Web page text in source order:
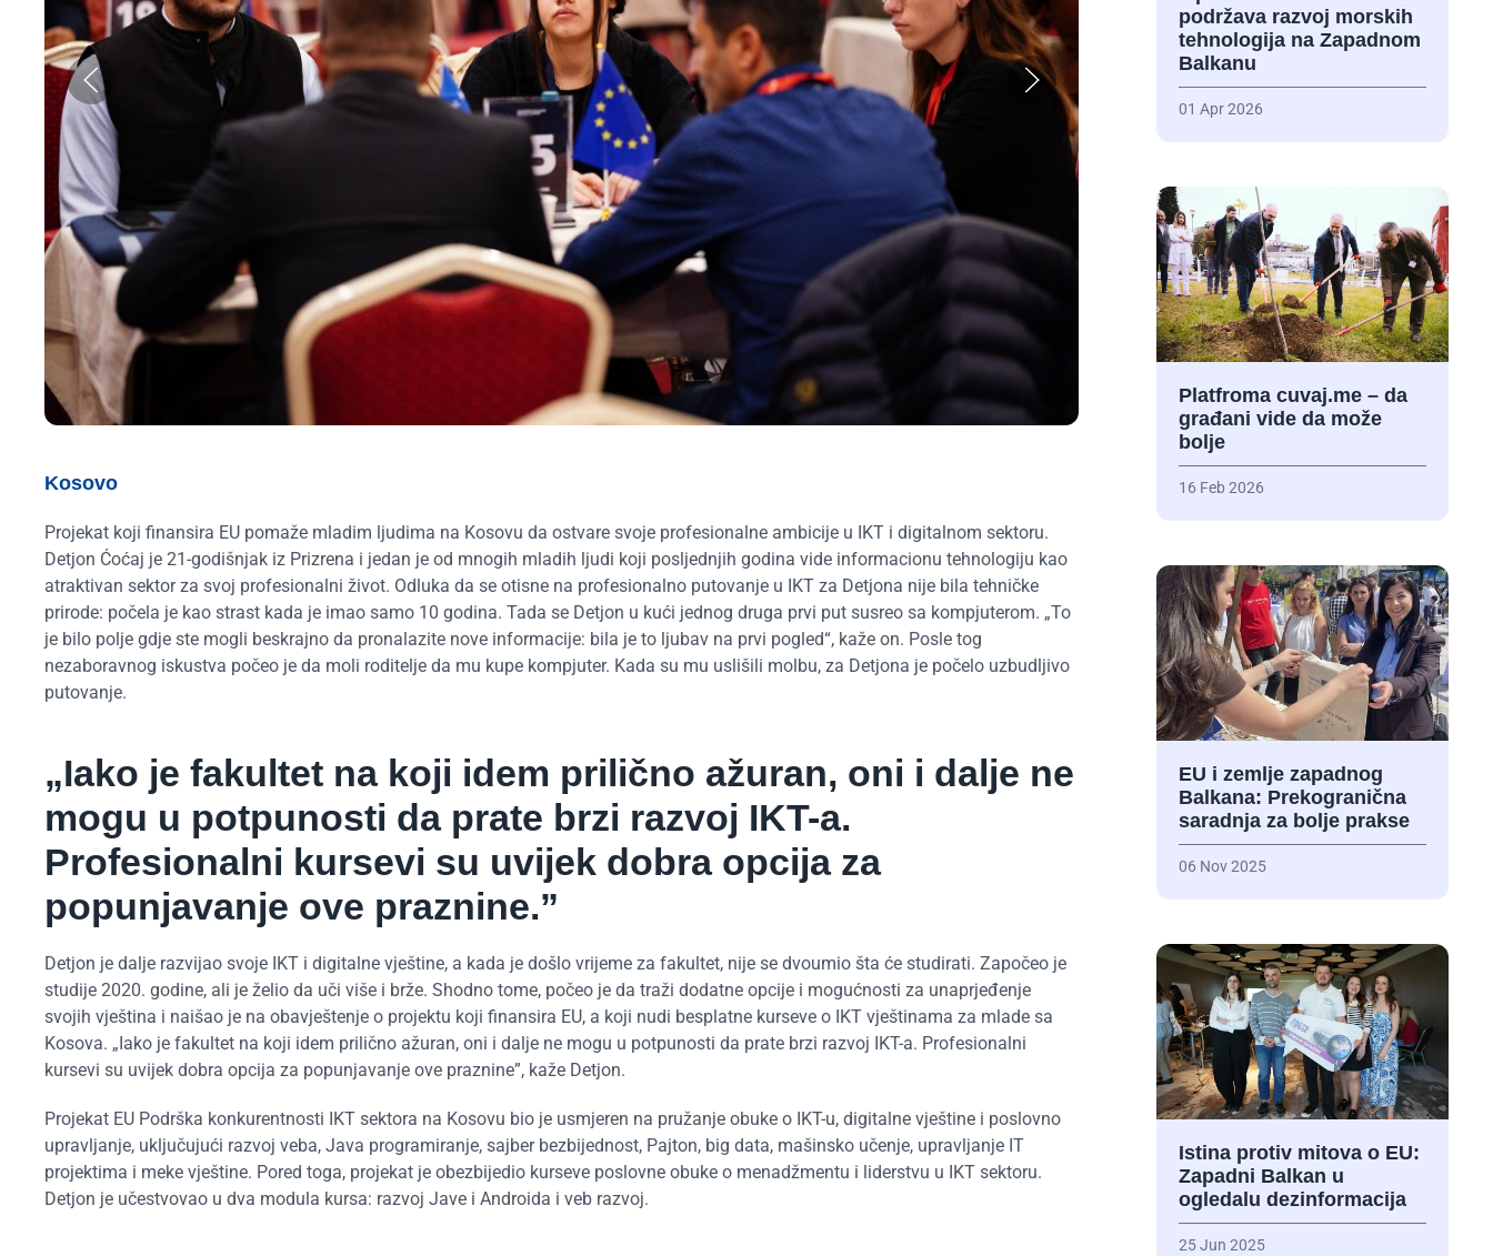
Kosovo
Projekat koji finansira EU pomaže mladim ljudima na Kosovu da ostvare svoje profesionalne ambicije u IKT i digitalnom sektoru.
Detjon Ćoćaj je 21-godišnjak iz Prizrena i jedan je od mnogih mladih ljudi koji posljednjih godina vide informacionu tehnologiju kao
atraktivan sektor za svoj profesionalni život. Odluka da se otisne na profesionalno putovanje u IKT za Detjona nije bila tehničke
prirode: počela je kao strast kada je imao samo 10 godina. Tada se Detjon u kući jednog druga prvi put susreo sa kompjuterom. „To
je bilo polje gdje ste mogli beskrajno da pronalazite nove informacije: bila je to ljubav na prvi pogled“, kaže on. Posle tog
nezaboravnog iskustva počeo je da moli roditelje da mu kupe kompjuter. Kada su mu uslišili molbu, za Detjona je počelo uzbudljivo
putovanje.
„Iako je fakultet na koji idem prilično ažuran, oni i dalje ne
mogu u potpunosti da prate brzi razvoj IKT-a.
Profesionalni kursevi su uvijek dobra opcija za
popunjavanje ove praznine.”
Detjon je dalje razvijao svoje IKT i digitalne vještine, a kada je došlo vrijeme za fakultet, nije se dvoumio šta će studirati. Započeo je
studije 2020. godine, ali je želio da uči više i brže. Shodno tome, počeo je da traži dodatne opcije i mogućnosti za unaprjeđenje
svojih vještina i naišao je na obavještenje o projektu koji finansira EU, a koji nudi besplatne kurseve o IKT vještinama za mlade sa
Kosova. „Iako je fakultet na koji idem prilično ažuran, oni i dalje ne mogu u potpunosti da prate brzi razvoj IKT-a. Profesionalni
kursevi su uvijek dobra opcija za popunjavanje ove praznine”, kaže Detjon.
Projekat EU Podrška konkurentnosti IKT sektora na Kosovu bio je usmjeren na pružanje obuke o IKT-u, digitalne vještine i poslovno
upravljanje, uključujući razvoj veba, Java programiranje, sajber bezbijednost, Pajton, big data, mašinsko učenje, upravljanje IT
projektima i meke vještine. Pored toga, projekat je obezbijedio kurseve poslovne obuke o menadžmentu i liderstvu u IKT sektoru.
Detjon je učestvovao u dva modula kursa: razvoj Jave i Androida i veb razvoj.
podržava razvoj morskih
tehnologija na Zapadnom
Balkanu
01 Apr 2026
Platfroma cuvaj.me – da
građani vide da može
bolje
16 Feb 2026
EU i zemlje zapadnog
Balkana: Prekogranična
saradnja za bolje prakse
06 Nov 2025
Istina protiv mitova o EU:
Zapadni Balkan u
ogledalu dezinformacija
25 Jun 2025